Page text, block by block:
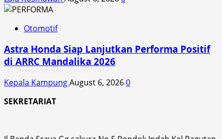
Otomotif
Astra Honda Siap Lanjutkan Performa Positif
di ARRC Mandalika 2026
Kepala KampungAugust 6, 20260
SEKRETARIAT